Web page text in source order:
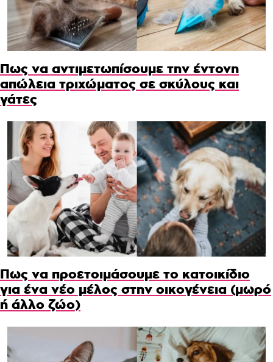
Πως να αντιμετωπίσουμε την έντονη
απώλεια τριχώματος σε σκύλους και
γάτες
Πως να προετοιμάσουμε το κατοικίδιο
για ένα νέο μέλος στην οικογένεια (μωρό
ή άλλο ζώο)